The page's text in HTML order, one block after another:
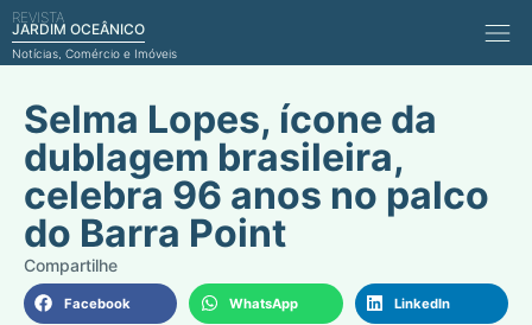
REVISTA
JARDIM OCEÂNICO
Notícias, Comércio e Imóveis
Selma Lopes, ícone da
dublagem brasileira,
celebra 96 anos no palco
do Barra Point
Facebook WhatsApp LinkedIn